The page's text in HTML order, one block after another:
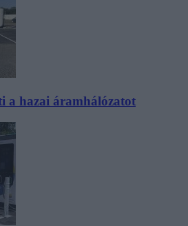
a hazai áramhálózatot